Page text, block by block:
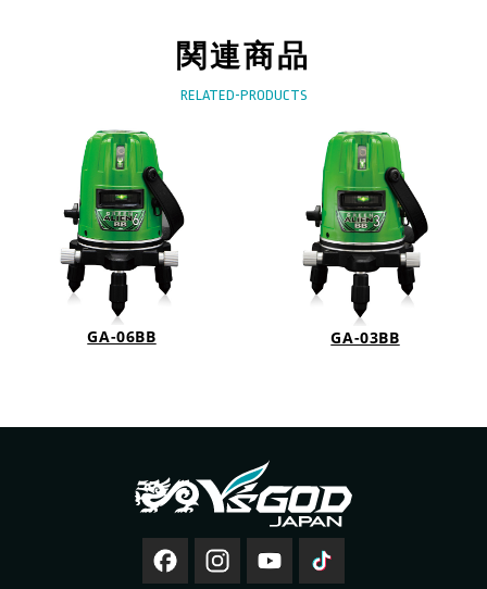
関連商品
RELATED-PRODUCTS
GA-06BB GA-03BB